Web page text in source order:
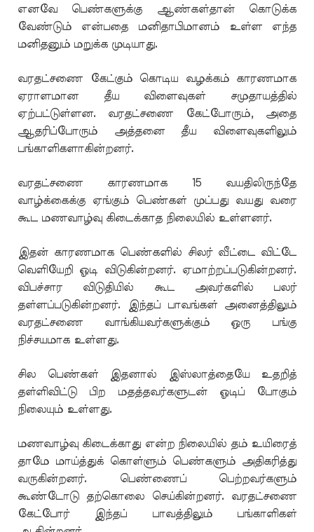
எனவே பெண்களுக்கு ஆண்கள்தான் கொடுக்க
வேண்டும் என்பதை மனிதாபிமானம் உள்ள எந்த
மனிதனும் மறுக்க முடியாது.
வரதட்சணை கேட்கும் கொடிய வழக்கம் காரணமாக
ஏராளமான தீய விளைவுகள் சமுதாயத்தில்
ஏற்பட்டுள்ளன. வரதட்சணை கேட்போரும், அதை
ஆதரிப்போரும் அத்தனை தீய விளைவுகளிலும்
பங்காளிகளாகின்றனர்.
வரதட்சணை காரணமாக 15 வயதிலிருந்தே
வாழ்க்கைக்கு ஏங்கும் பெண்கள் முப்பது வயது வரை
கூட மணவாழ்வு கிடைக்காத நிலையில் உள்ளனர்.
இதன் காரணமாக பெண்களில் சிலர் வீட்டை விட்டே
வெளியேறி ஓடி விடுகின்றனர். ஏமாற்றப்படுகின்றனர்.
விபச்சார விடுதியில் கூட அவர்களில் பலர்
தள்ளப்படுகின்றனர். இந்தப் பாவங்கள் அனைத்திலும்
வரதட்சணை வாங்கியவர்களுக்கும் ஒரு பங்கு
நிச்சயமாக உள்ளது.
சில பெண்கள் இதனால் இஸ்லாத்தையே உதறித்
தள்ளிவிட்டு பிற மதத்தவர்களுடன் ஓடிப் போகும்
நிலையும் உள்ளது.
மணவாழ்வு கிடைக்காது என்ற நிலையில் தம் உயிரைத்
தாமே மாய்த்துக் கொள்ளும் பெண்களும் அதிகரித்து
வருகின்றனர். பெண்ணைப் பெற்றவர்களும்
கூண்டோடு தற்கொலை செய்கின்றனர். வரதட்சணை
கேட்போர் இந்தப் பாவத்திலும் பங்காளிகள்